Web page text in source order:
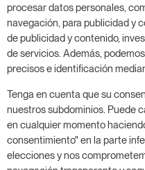
Agenda una reunión
gratuita de 14 días.
Inicia tu prueba
Programa una
procesar datos personales,
navegación, para publicidad y
de publicidad y contenido,
de servicios. Además,
precisos e identificación
Tenga en cuenta que su
nuestros subdominios. Puede
en cualquier momento
consentimiento" en la parte
elecciones y nos